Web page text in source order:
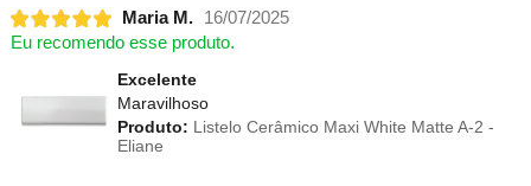
Maria M.
16/07/2025
Eu recomendo esse produto.
Excelente
Maravilhoso
Produto: Listelo Cerâmico Maxi White Matte A-2 -
Eliane